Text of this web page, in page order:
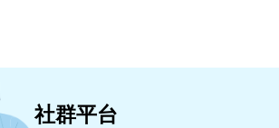
社群平台